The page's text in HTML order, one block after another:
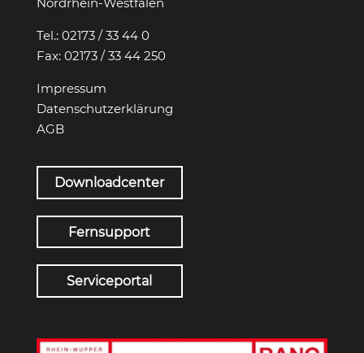
Tel.: 02173 / 33 44 0
Fax: 02173 / 33 44 250
Impressum
Datenschutzerklärung
AGB
Downloadcenter
Fernsupport
Serviceportal